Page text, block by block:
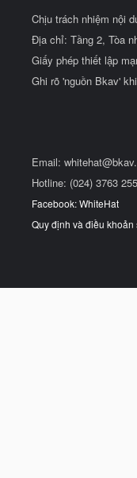
Chịu trách nhiệm nội
Địa chỉ: Tầng 2, Tòa
Giấy phép thiết lập
Ghi rõ 'nguồn Bkav'
Email:
Hotline: (024) 3763
Facebook: WhiteHat
Quy định và điều khoản